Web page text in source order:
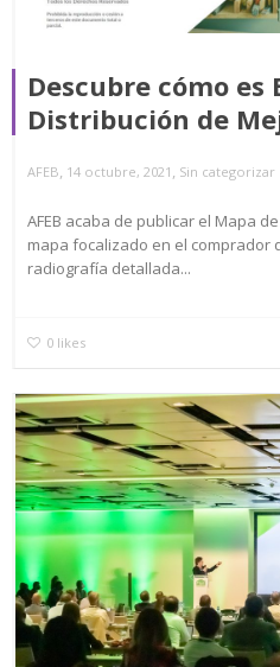
Descubre cómo es
Distribución de
AFEB 14 octubre, 2021 Sin categorizar
AFEB acaba de publicar el Mapa
mapa focalizado en el comprador
radiografía detallada...
0 likes